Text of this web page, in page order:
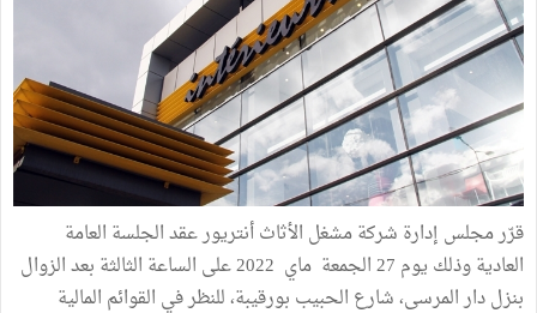
قرّر مجلس إدارة شركة مشغل الأثاث أنتريور عقد الجلسة العامة
العادية وذلك يوم 27 الجمعة ماي 2022 على الساعة الثالثة بعد الزوال
بنزل دار المرسى، شارع الحبيب بورقيبة، للنظر في القوائم المالية